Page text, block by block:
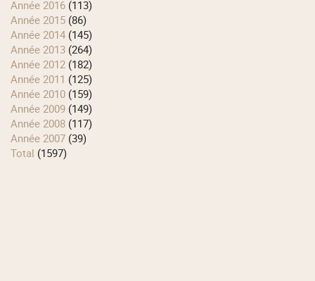
année 2016 (113)
année 2015 (86)
année 2014 (145)
année 2013 (264)
année 2012 (182)
année 2011 (125)
année 2010 (159)
année 2009 (149)
année 2008 (117)
année 2007 (39)
total (1597)